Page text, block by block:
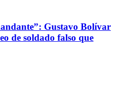
Gustavo Bolívar
de soldado falso que